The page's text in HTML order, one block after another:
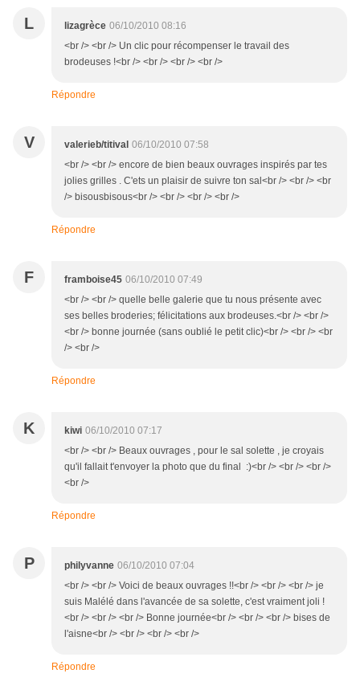
L lizagrèce 06/10/2010 08:16
<br /> <br /> Un clic pour récompenser le travail des
brodeuses !<br /> <br /> <br /> <br />
Répondre
V valerieb/titival 06/10/2010 07:58
<br /> <br /> encore de bien beaux ouvrages inspirés par tes
jolies grilles . C'ets un plaisir de suivre ton sal<br /> <br /> <br
/> bisousbisous<br /> <br /> <br /> <br />
Répondre
F framboise45 06/10/2010 07:49
<br /> <br /> quelle belle galerie que tu nous présente avec
ses belles broderies; félicitations aux brodeuses.<br /> <br />
<br /> bonne journée (sans oublié le petit clic)<br /> <br /> <br
/> <br />
Répondre
K kiwi 06/10/2010 07:17
<br /> <br /> Beaux ouvrages , pour le sal solette , je croyais
qu'il fallait t'envoyer la photo que du final :)<br /> <br /> <br />
<br />
Répondre
P philyvanne 06/10/2010 07:04
<br /> <br /> Voici de beaux ouvrages !!<br /> <br /> <br /> je
suis Malélé dans l'avancée de sa solette, c'est vraiment joli !
<br /> <br /> <br /> Bonne journée<br /> <br /> <br /> bises de
l'aisne<br /> <br /> <br /> <br />
Répondre